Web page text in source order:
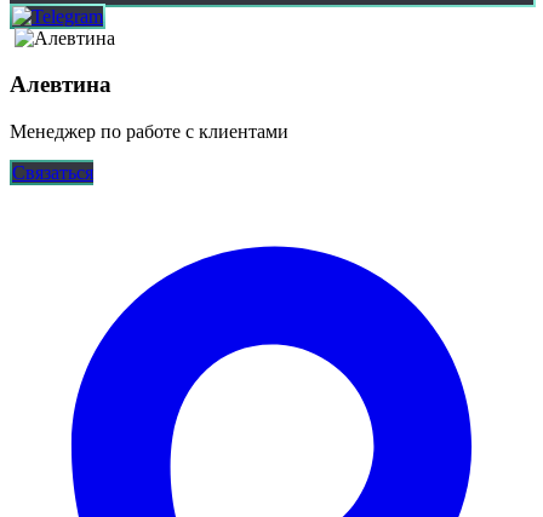
Алевтина
Менеджер по работе с клиентами
Связаться